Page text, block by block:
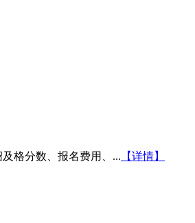
格分数、报名费用、... 【详情】